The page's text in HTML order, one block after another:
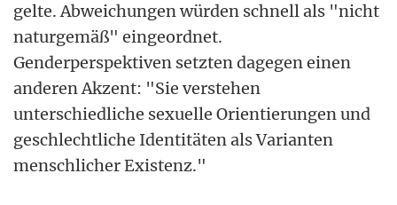
gelte. Abweichungen würden schnell als "nicht
naturgemäß" eingeordnet.
Genderperspektiven setzten dagegen einen
anderen Akzent: "Sie verstehen
unterschiedliche sexuelle Orientierungen und
geschlechtliche Identitäten als Varianten
menschlicher Existenz."